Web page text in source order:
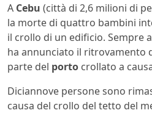
A Cebu (città di 2,6 milioni di
la morte di quattro bambini
il crollo di un edificio. Sempre
ha annunciato il ritrovamento
parte del porto crollato a
Diciannove persone sono
causa del crollo del tetto del